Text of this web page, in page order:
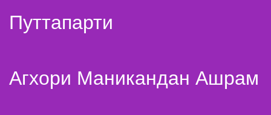
Путтапарти
Агхори Маникандан Ашрам